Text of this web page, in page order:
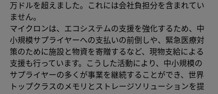
万ドルを超えました。これには会社負担分を含まれてい
ません。
マイクロンは、エコシステムの支援を強化するため、中
小規模サプライヤーへの支払いの前倒しや、緊急医療対
策のために施設と物資を寄贈するなど、現物支給による
支援も行っています。こうした活動により、中小規模の
サプライヤーの多くが事業を継続することができ、世界
トップクラスのメモリとストレージソリューションを提